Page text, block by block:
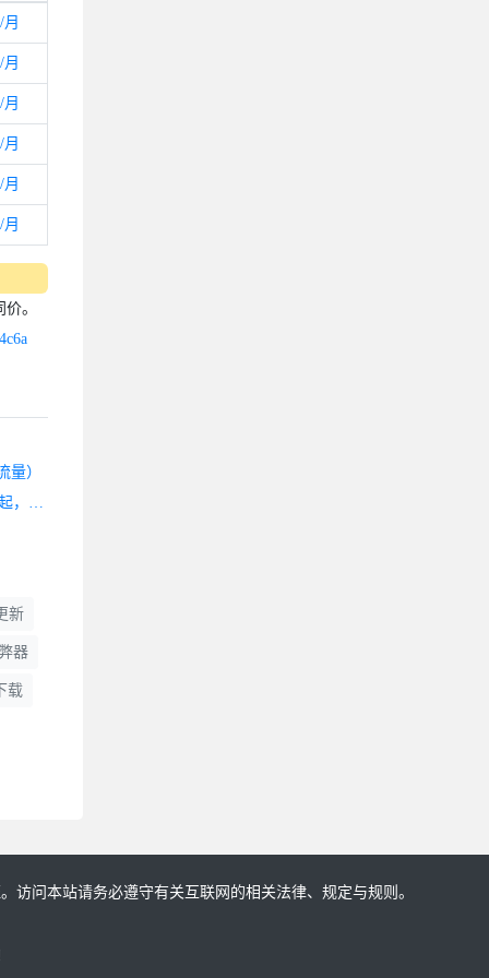
月
月
月
月
月
月
。
量）
UCloud-全球大促：全球31个数据中心29条专线官方补贴1折起，4核8G内存5M带宽云服务器超值特惠898元/年
新
器
载
访问本站请务必遵守有关互联网的相关法律、规定与规则。